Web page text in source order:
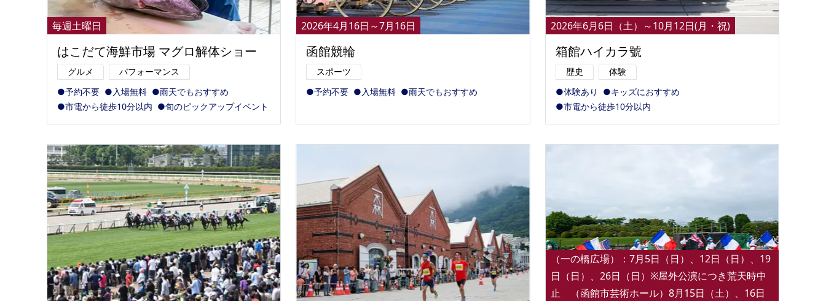
毎週土曜日
はこだて海鮮市場 マグロ解体ショー
グルメ
パフォーマンス
●予約不要 ●入場無料 ●雨天でもおすすめ
●市電から徒歩10分以内 ●旬のピックアップイベント
2026年4月16日～7月16日
函館競輪
スポーツ
●予約不要 ●入場無料 ●雨天でもおすすめ
2026年6月6日（土）～10月12日(月・祝)
箱館ハイカラ號
歴史
体験
●体験あり
●キッズにおすすめ
●市電から徒歩10分以内
（一の橋広場）：7月5日（日）、12日（日）、19
日（日）、26日（日）※屋外公演につき荒天時中
止 （函館市芸術ホール）8月15日（土）、16日